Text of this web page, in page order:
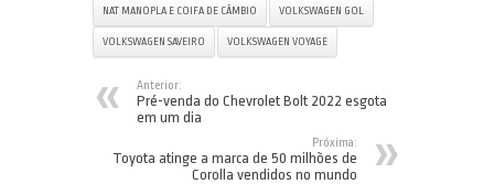
NAT MANOPLA E COIFA DE CÂMBIO VOLKSWAGEN GOL
VOLKSWAGEN SAVEIRO VOLKSWAGEN VOYAGE
Anterior:
Pré-venda do Chevrolet Bolt 2022 esgota
em um dia
Próxima:
Toyota atinge a marca de 50 milhões de
Corolla vendidos no mundo